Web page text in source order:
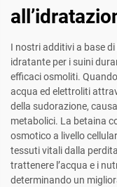
I nostri additivi a base
idratante per i suini
efficaci osmoliti.
acqua ed elettroliti
della sudorazione,
metabolici. La betaina
osmotico a livello
tessuti vitali dalla
trattenere l’acqua e i
determinando un